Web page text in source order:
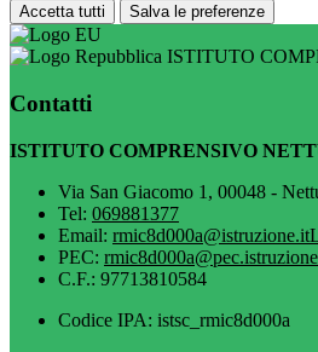
Accetta tutti Salva le preferenze
ISTITUTO
Contatti
ISTITUTO COMPRENSIVO
Via San Giacomo 1, 00048 -
Tel: 069881377
Email: rmic8d000a@istruzione.it
PEC:
C.F.: 97713810584
Codice IPA: istsc_rmic8d000a